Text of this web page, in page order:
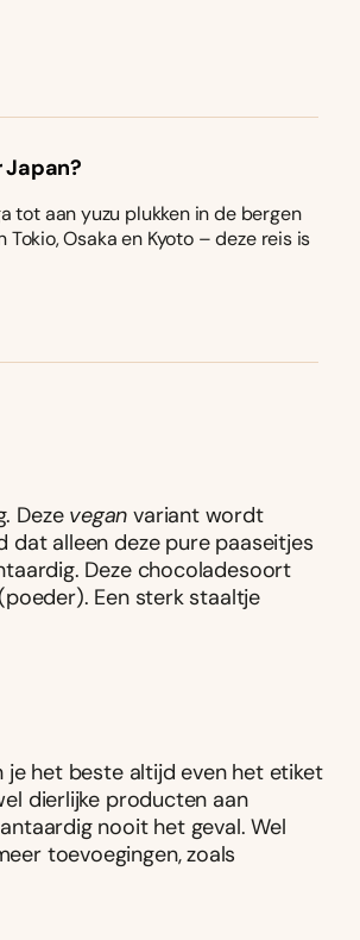
Japan?
tot aan yuzu plukken in de bergen
Osaka en Kyoto – deze reis is
Deze veganvariant wordt
dat alleen deze pure paaseitjes
Deze chocoladesoort
Een sterk staaltje
je het beste altijd even het etiket
dierlijke producten aan
nooit het geval. Wel
toevoegingen, zoals